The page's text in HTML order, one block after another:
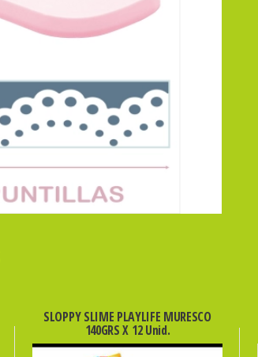
SLOPPY SLIME PLAYLIFE MURESCO
140GRS X 12 Unid.